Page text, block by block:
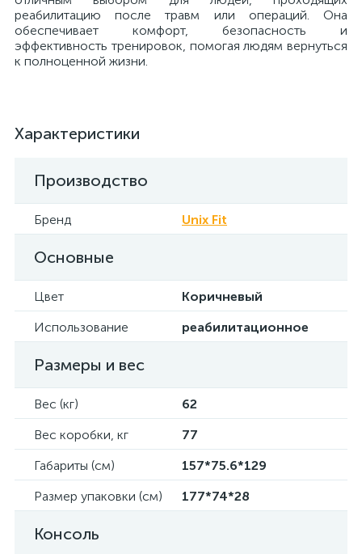
реабилитацию после травм или операций. Она
обеспечивает комфорт, безопасность и
эффективность тренировок, помогая людям вернуться
к полноценной жизни.
Характеристики
Производство
Бренд Unix Fit
Основные
Цвет
Коричневый
Использование
реабилитационное
Размеры и вес
Вес (кг)
62
Вес коробки, кг
77
Габариты (см)
157*75.6*129
Размер упаковки (см)
177*74*28
Консоль